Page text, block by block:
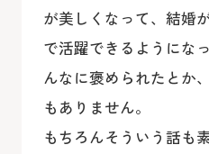
が美しくなって、結婚
で活躍できるようにな
んなに褒められたとか
もありません。
もちろんそういう話も